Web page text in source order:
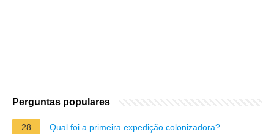
Perguntas populares
28 Qual foi a primeira expedição colonizadora?